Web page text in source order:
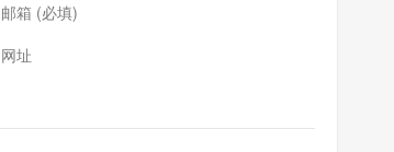
邮箱 (必填)
网址